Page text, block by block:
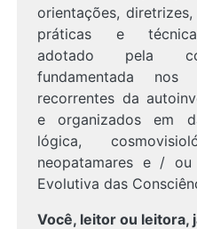
orientações,
práticas e
adotado pela
fundamentada nos
recorrentes da
e organizados em
lógica,
neopatamares e / ou
Evolutiva das
Você, leitor ou leitora,